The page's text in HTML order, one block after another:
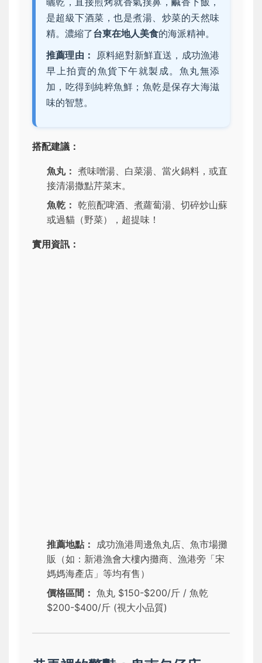
是超級下酒菜，也是煮湯、炒菜的天然味
精。濃縮了台東在地人美食的海派精神。
推薦理由：
原料絕對新鮮直送，成功漁港
早上拍賣的魚貨下午就製成。魚丸無添
加，吃得到純粹魚鮮；魚乾是保存大海滋
味的智慧。
搭配建議：
魚丸： 煮味噌湯、白菜湯、當火鍋料，或直
接清湯撒點芹菜末。
魚乾： 乾煎配啤酒、煮蘿蔔湯、切碎炒山蘇
或過貓（野菜），超提味！
實用資訊：
推薦地點：
成功漁港周邊魚丸店、魚市場攤
販（如：新港漁會大樓內攤商、漁港旁「宋
媽媽海產店」等均有售）
價格區間： 魚丸 $150-$200/斤 / 魚乾
$200-$400/斤 (視大小品質)